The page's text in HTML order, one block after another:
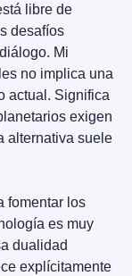
libre de
desafíos
Mi
no implica una
actual. Significa
exigen
alternativa suele
fomentar los
es muy
dualidad
explícitamente